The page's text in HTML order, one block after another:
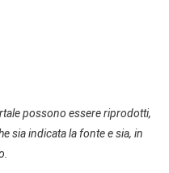
possono essere riprodotti,
sia indicata la fonte e sia, in